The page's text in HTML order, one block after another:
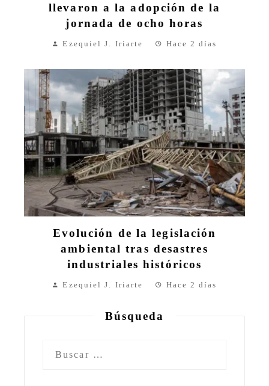
llevaron a la adopción de la
jornada de ocho horas
Ezequiel J. Iriarte Hace 2 días
Evolución de la legislación
ambiental tras desastres
industriales históricos
Ezequiel J. Iriarte Hace 2 días
Búsqueda